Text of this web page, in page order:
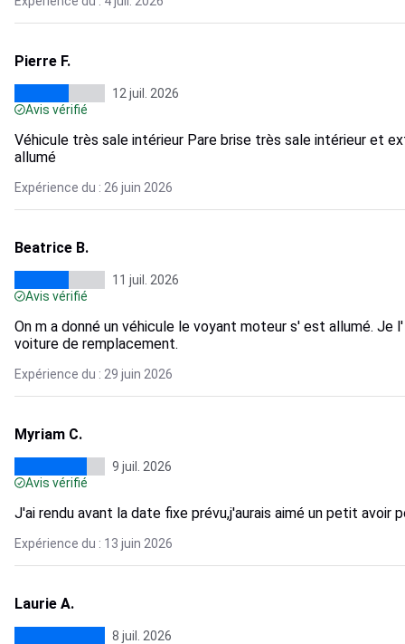
Pierre F.
12 juil. 2026
Avis vérifié
Véhicule très sale intérieur Pare brise très sale intérieur et
allumé
Expérience du : 26 juin 2026
Beatrice B.
11 juil. 2026
Avis vérifié
On m a donné un véhicule le voyant moteur s' est allumé. Je
voiture de remplacement.
Expérience du : 29 juin 2026
Myriam C.
9 juil. 2026
Avis vérifié
J'ai rendu avant la date fixe prévu,j'aurais aimé un petit avoir
Expérience du : 13 juin 2026
Laurie A.
8 juil. 2026